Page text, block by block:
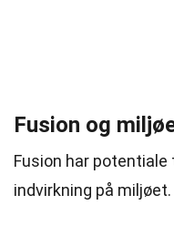
Fusion og
Fusion har
indvirkning på miljøet.